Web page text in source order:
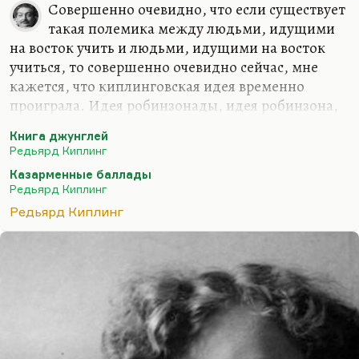
Совершенно очевидно, что если существует
такая полемика между людьми, идущими
на восток учить и людьми, идущими на восток
учиться, то совершенно очевидно сейчас, мне
кажется, что киплинговская идея временно
проиграла. Идея робинзонады, идея робинзона,
который приносит в джунгли человеческий
закон, она проиграла хотя бы потому что ходом
вещей — так всегда получается — любой маугли
становится диким зверенышем, а не
человеческим детенышем. Ни один ребенок-
человеческих черт. И здесь, видимо, жестокое
разочарование в идее Киплинга, что можно
прийти и послать на службу дикарям, полудетям,
а может быть, чертям…
Книга джунглей
Редьярд Киплинг
Казарменные баллады
Редьярд Киплинг
Редьярд Киплинг